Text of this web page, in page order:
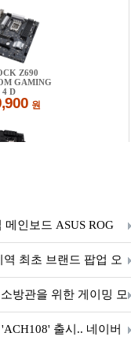
메인보드 ASUS ROG
정 최초 브랜드 팝업 오
방관을 위한 게이밍 모
출시.. 네이버